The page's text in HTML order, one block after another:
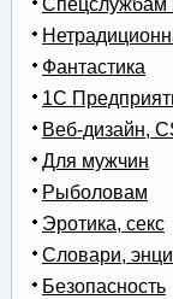
Спецслужбам
Фантастика
1С
Веб-дизайн,
Для мужчин
Рыболовам
Эротика, секс
Словари,
Безопасность